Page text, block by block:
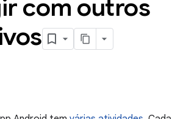
com outros